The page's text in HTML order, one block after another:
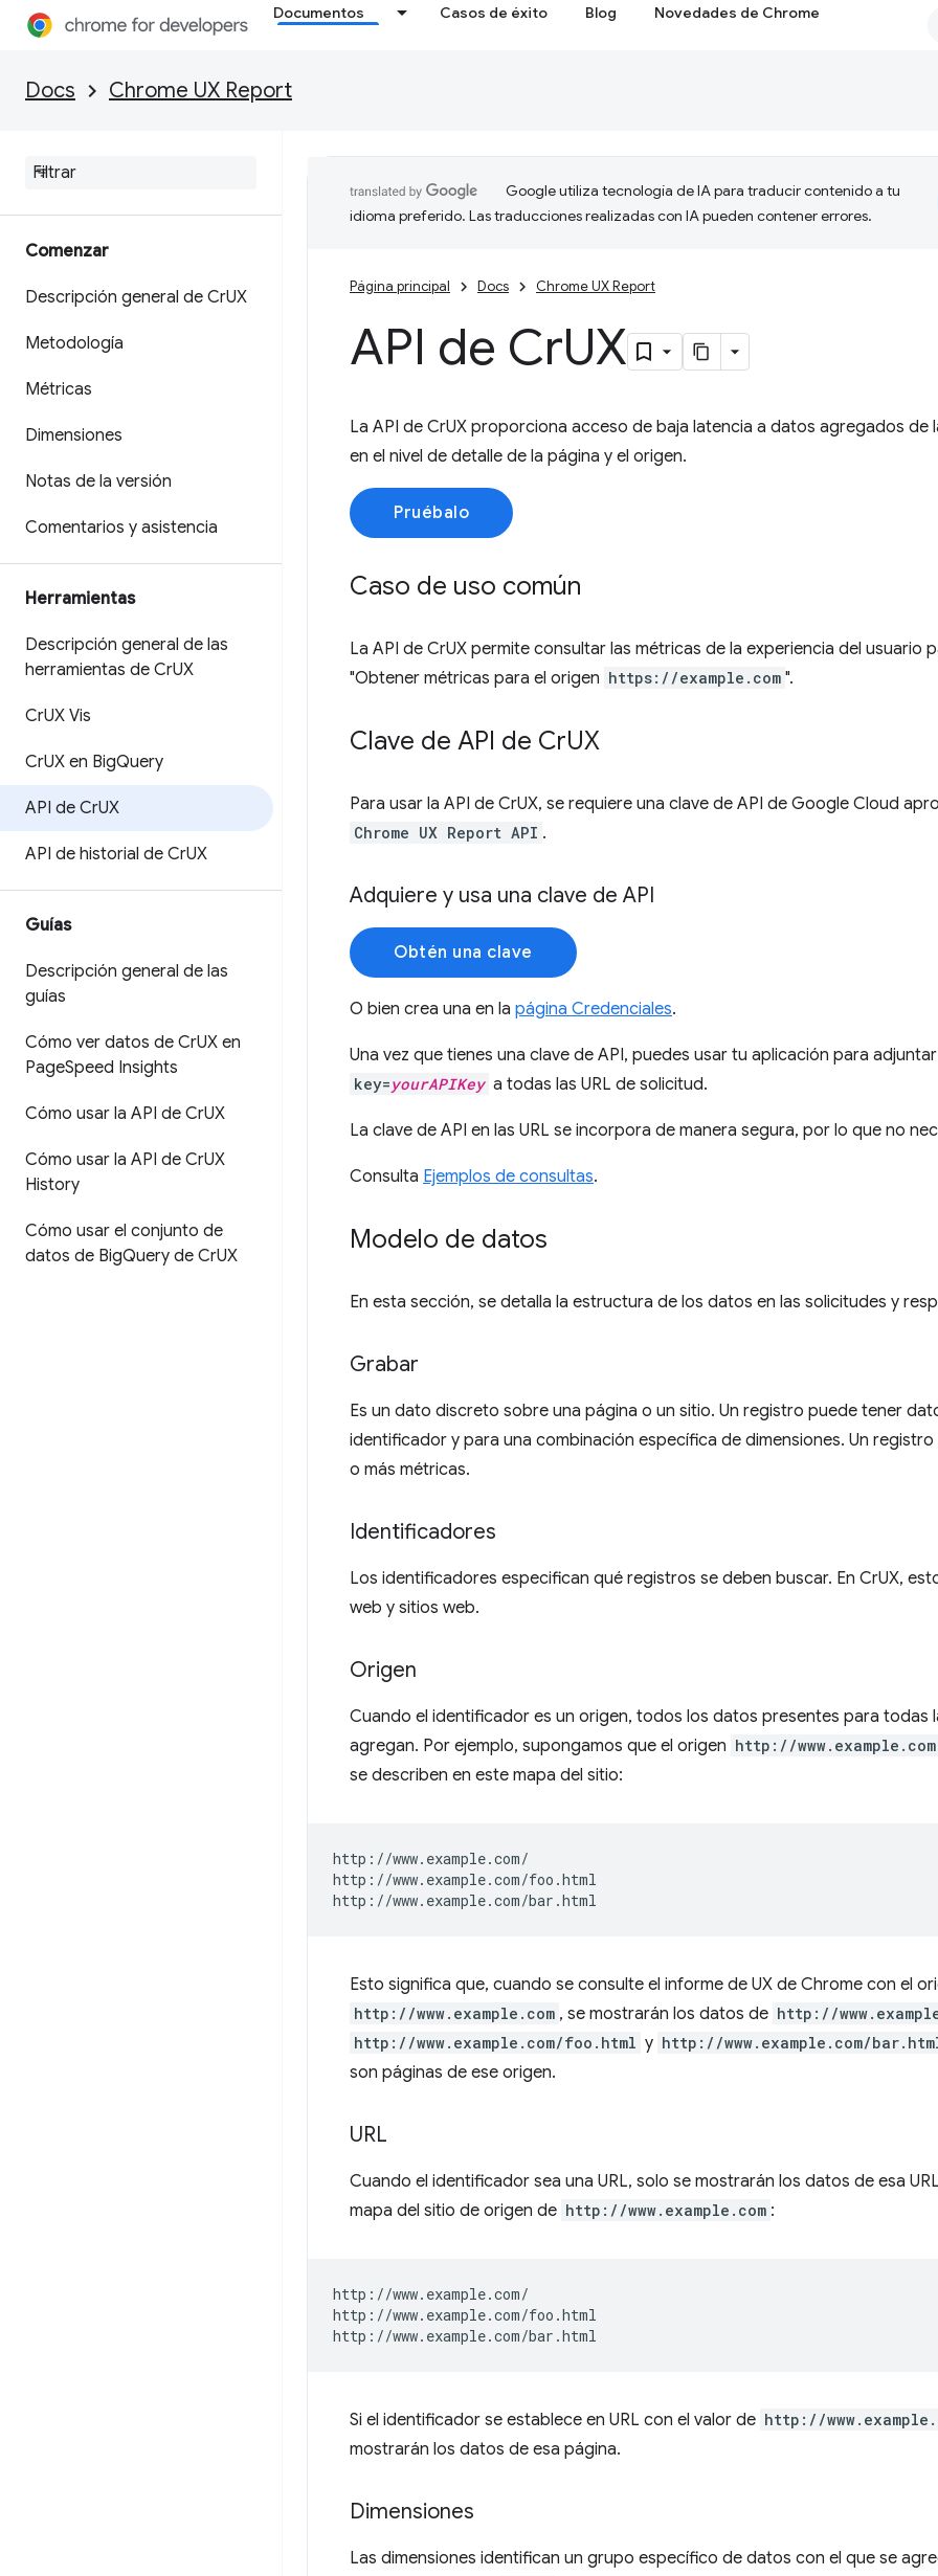
Documentos Casos de éxito Blog Novedades de Chrome
Docs Chrome UX Report
Comenzar
Descripción general de CrUX
Metodología
Métricas
Dimensiones
Notas de la versión
Comentarios y asistencia
Herramientas
Descripción general de las
herramientas de CrUX
CrUX Vis
CrUX en BigQuery
API de CrUX
API de historial de CrUX
Guías
Descripción general de las
guías
Cómo ver datos de CrUX en
PageSpeed Insights
Cómo usar la API de CrUX
Cómo usar la API de CrUX
History
Cómo usar el conjunto de
datos de BigQuery de CrUX
Google utiliza tecnología de IA para traducir contenido a tu
idioma preferido. Las traducciones realizadas con IA pueden contener errores.
Página principal Docs Chrome UX Report
API de CrUX
La API de CrUX proporciona acceso de baja latencia a datos agregados de
en el nivel de detalle de la página y el origen.
Pruébalo
Caso de uso común
La API de CrUX permite consultar las métricas de la experiencia del usuario
"Obtener métricas para el origen https://example.com ".
Clave de API de CrUX
Para usar la API de CrUX, se requiere una clave de API de Google Cloud
Chrome UX Report API .
Adquiere y usa una clave de API
Obtén una clave
O bien crea una en la página Credenciales.
Una vez que tienes una clave de API, puedes usar tu aplicación para
key=yourAPIKey a todas las URL de solicitud.
La clave de API en las URL se incorpora de manera segura, por lo que no
Consulta Ejemplos de consultas.
Modelo de datos
En esta sección, se detalla la estructura de los datos en las solicitudes y
Grabar
Es un dato discreto sobre una página o un sitio. Un registro puede tener
identificador y para una combinación específica de dimensiones. Un registro
o más métricas.
Identificadores
Los identificadores especifican qué registros se deben buscar. En CrUX,
web y sitios web.
Origen
Cuando el identificador es un origen, todos los datos presentes para todas
agregan. Por ejemplo, supongamos que el origen http://www.example.com
se describen en este mapa del sitio:
http://www.example.com/
http://www.example.com/foo.html
Esto significa que, cuando se consulte el informe de UX de Chrome con el
http://www.example.com , se mostrarán los datos de http://
http://www.example.com/foo.html y http://www.example.com/
son páginas de ese origen.
URL
Cuando el identificador sea una URL, solo se mostrarán los datos de esa
mapa del sitio de origen de http://www.example.com :
http://www.example.com/
http://www.example.com/foo.html
Si el identificador se establece en URL con el valor de http://
mostrarán los datos de esa página.
Dimensiones
Las dimensiones identifican un grupo específico de datos con el que se